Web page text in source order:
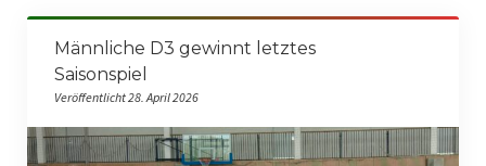
Männlich
Männliche A-Jugend
Männliche B-Jugend II
Männliche D3 gewinnt letztes
Saisonspiel
Veröffentlicht 28. April 2026